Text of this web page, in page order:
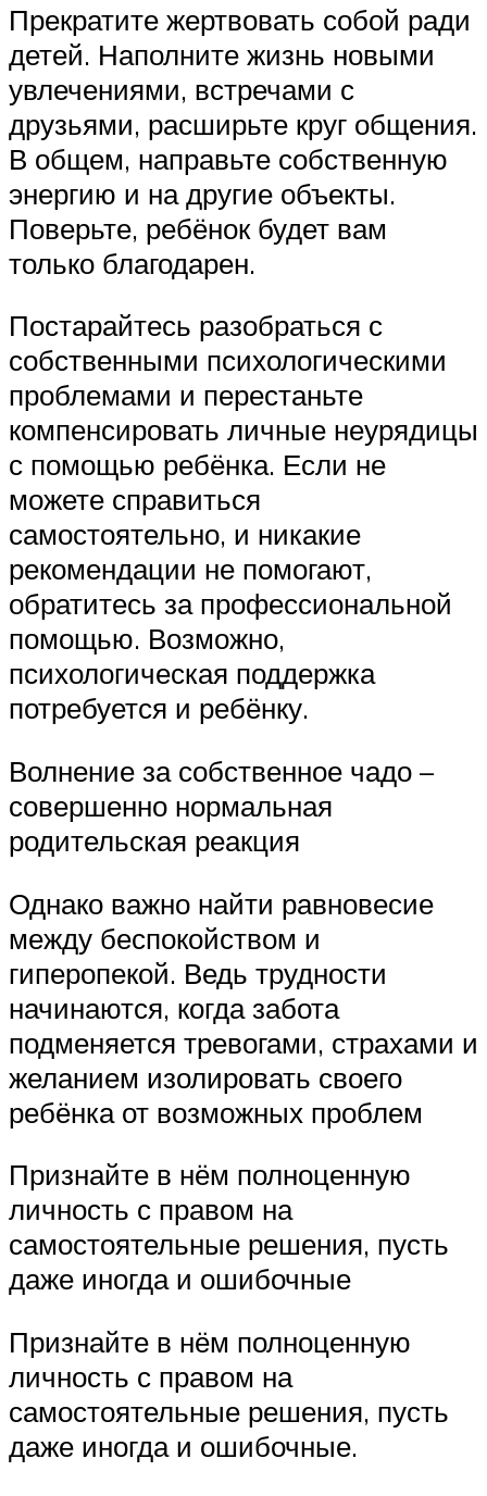
Прекратите жертвовать собой ради
детей. Наполните жизнь новыми
увлечениями, встречами с
друзьями, расширьте круг общения.
В общем, направьте собственную
энергию и на другие объекты.
Поверьте, ребёнок будет вам
только благодарен.
Постарайтесь разобраться с
собственными психологическими
проблемами и перестаньте
компенсировать личные неурядицы
с помощью ребёнка. Если не
можете справиться
самостоятельно, и никакие
рекомендации не помогают,
обратитесь за профессиональной
помощью. Возможно,
психологическая поддержка
потребуется и ребёнку.
Волнение за собственное чадо –
совершенно нормальная
родительская реакция
Однако важно найти равновесие
между беспокойством и
гиперопекой. Ведь трудности
начинаются, когда забота
подменяется тревогами, страхами и
желанием изолировать своего
ребёнка от возможных проблем
Признайте в нём полноценную
личность с правом на
самостоятельные решения, пусть
даже иногда и ошибочные
Признайте в нём полноценную
личность с правом на
самостоятельные решения, пусть
даже иногда и ошибочные.